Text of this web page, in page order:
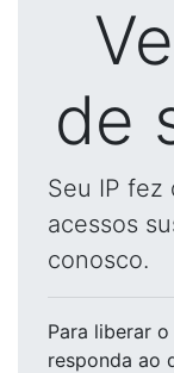
de
Seu IP fez
acessos
conosco.
Para liberar o
responda ao